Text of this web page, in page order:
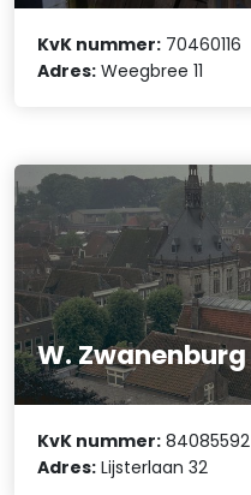
KvK nummer: 70460116
Adres: Weegbree 11
W. Zwanenburg
KvK nummer: 84085592
Adres: Lijsterlaan 32